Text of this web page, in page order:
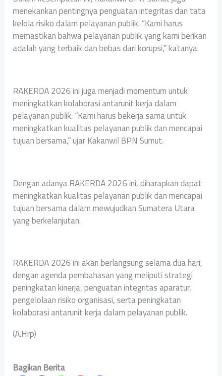
menekankan pentingnya penguatan integritas dan tata
kelola risiko dalam pelayanan publik. “Kami harus
memastikan bahwa pelayanan publik yang kami berikan
adalah yang terbaik dan bebas dari korupsi,” katanya.
RAKERDA 2026 ini juga menjadi momentum untuk
meningkatkan kolaborasi antarunit kerja dalam
pelayanan publik. “Kami harus bekerja sama untuk
meningkatkan kualitas pelayanan publik dan mencapai
tujuan bersama,” ujar Kakanwil BPN Sumut.
Dengan adanya RAKERDA 2026 ini, diharapkan dapat
meningkatkan kualitas pelayanan publik dan mencapai
tujuan bersama dalam mewujudkan Sumatera Utara
yang berkelanjutan.
RAKERDA 2026 ini akan berlangsung selama dua hari,
dengan agenda pembahasan yang meliputi strategi
peningkatan kinerja, penguatan integritas aparatur,
pengelolaan risiko organisasi, serta peningkatan
kolaborasi antarunit kerja dalam pelayanan publik.
(A.Hrp)
Bagikan Berita